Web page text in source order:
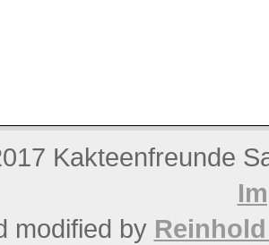
Kakteenfreunde
modified by